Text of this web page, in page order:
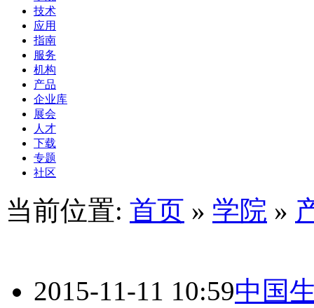
技术
应用
指南
服务
机构
产品
企业库
展会
人才
下载
专题
社区
当前位置: 首页 » 学院 »
2015-11-11 10:59中国